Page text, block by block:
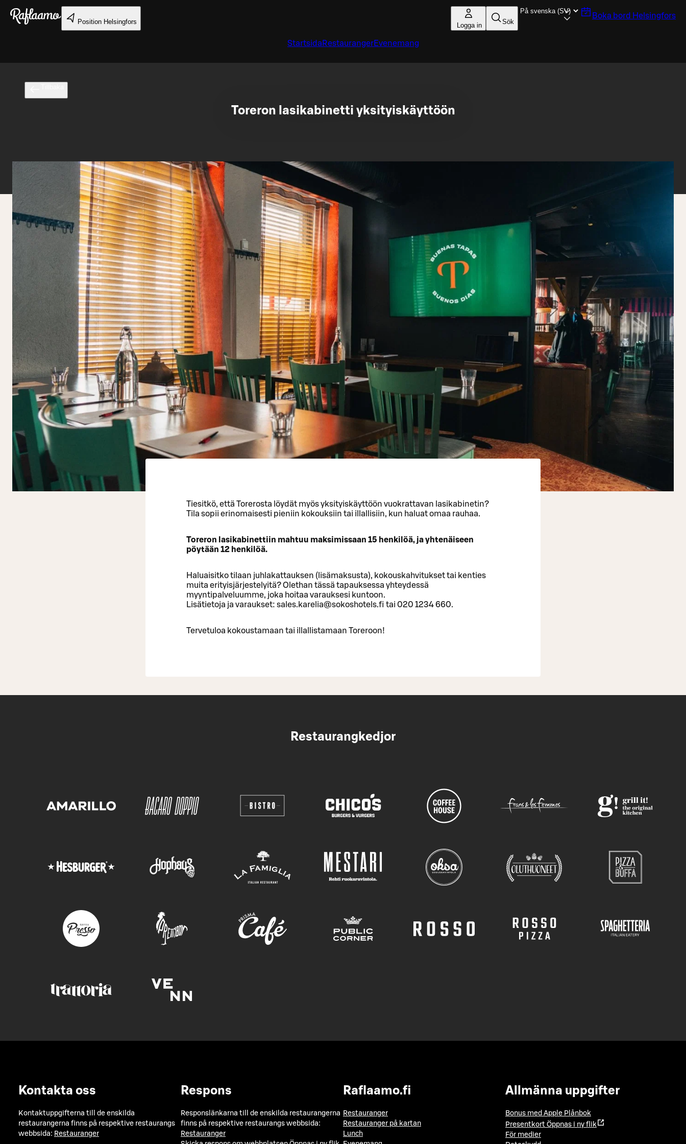
Gå till huvudinnehållet
Position Helsingfors Logga in Sök
Boka bord Helsingfors
Startsida RestaurangerEvenemang
Toreron lasikabinetti yksityiskäyttöön
Tiesitkö, että Torerosta löydät myös yksityiskäyttöön vuokrattavan lasikabinetin?
Tila sopii erinomaisesti pieniin kokouksiin tai illallisiin, kun haluat omaa rauhaa.
Toreron lasikabinettiin mahtuu maksimissaan 15 henkilöä, ja yhtenäiseen
pöytään 12 henkilöä.
Haluaisitko tilaan juhlakattauksen (lisämaksusta), kokouskahvitukset tai kenties
muita erityisjärjestelyitä? Olethan tässä tapauksessa yhteydessä
myyntipalveluumme, joka hoitaa varauksesi kuntoon.
Lisätietoja ja varaukset: sales.karelia@sokoshotels.fi tai 020 1234 660.
Tervetuloa kokoustamaan tai illallistamaan Toreroon!
Restaurangkedjor
Kontakta oss
Kontaktuppgifterna till de enskilda
restaurangerna finns på respektive restaurangs
webbsida: Restauranger
Respons
Responslänkarna till de enskilda restaurangerna
finns på respektive restaurangs webbsida:
Restauranger
Raflaamo.fi
Restauranger
Restauranger på kartan
Lunch
Allmänna uppgifter
Bonus med Apple Plånbok
Presentkort Öppnas i ny flik
För medier